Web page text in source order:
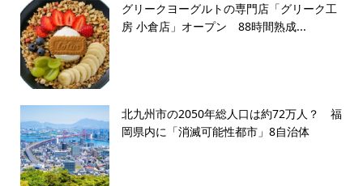
グリークヨーグルトの専門店「グリーク工
房 小倉店」オープン 88時間熟成...
北九州市の2050年総人口は約72万人？ 福
岡県内に「消滅可能性都市」8自治体